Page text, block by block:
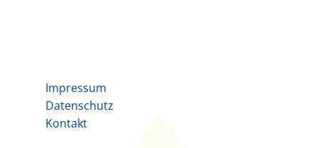
Impressum
Datenschutz
Kontakt